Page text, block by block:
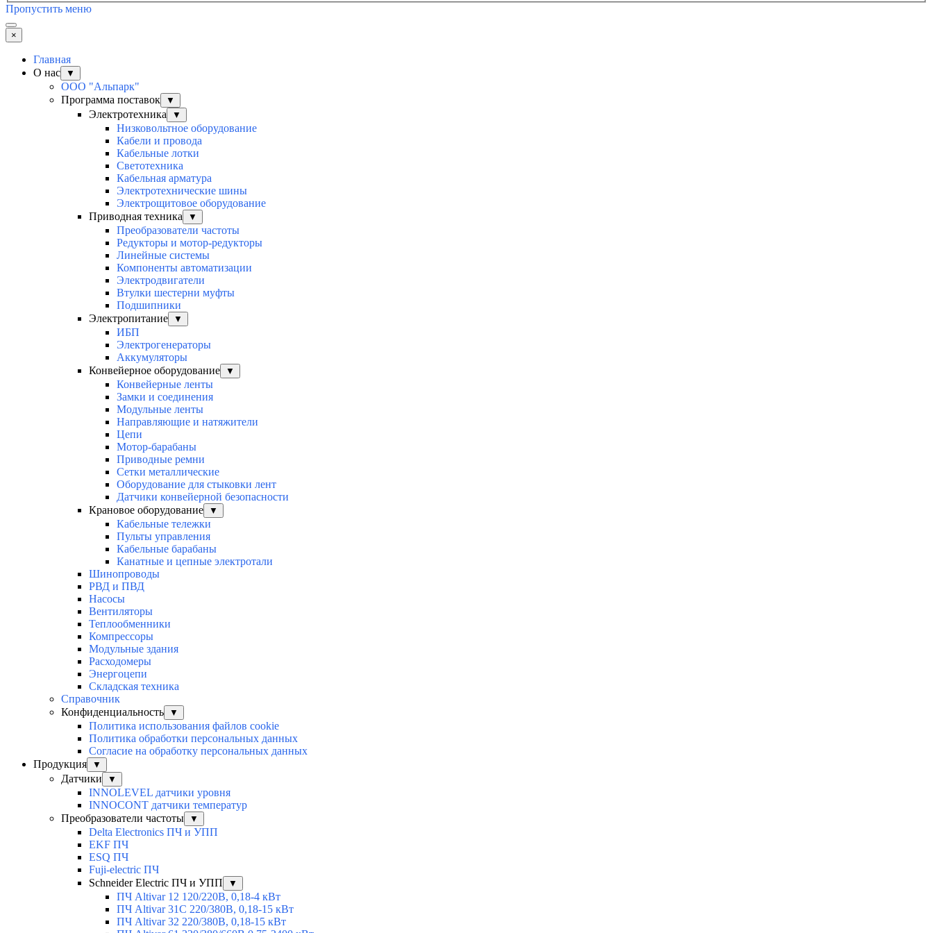
Пропустить меню
×
Главная
О нас
▼
ООО "Альпарк"
Программа поставок
▼
Электротехника ▼
Низковольтное оборудование
Кабели и провода
Кабельные лотки
Светотехника
Кабельная арматура
Электротехнические шины
Электрощитовое оборудование
Приводная техника
▼
Преобразователи частоты
Редукторы и мотор-редукторы
Линейные системы
Компоненты автоматизации
Электродвигатели
Втулки шестерни муфты
Подшипники
Электропитание
▼
ИБП
Электрогенераторы
Аккумуляторы
Конвейерное оборудование
▼
Конвейерные ленты
Замки и соединения
Модульные ленты
Направляющие и натяжители
Цепи
Мотор-барабаны
Приводные ремни
Сетки металлические
Оборудование для стыковки лент
Датчики конвейерной безопасности
Крановое оборудование
▼
Кабельные тележки
Пульты управления
Кабельные барабаны
Канатные и цепные электротали
Шинопроводы
РВД и ПВД
Насосы
Вентиляторы
Теплообменники
Компрессоры
Модульные здания
Расходомеры
Энергоцепи
Складская техника
Справочник
Конфиденциальность
▼
Политика использования файлов cookie
Политика обработки персональных данных
Согласие на обработку персональных данных
Продукция
▼
Датчики ▼
INNOLEVEL датчики уровня
INNOCONT датчики температур
Преобразователи частоты
▼
Delta Electronics ПЧ и УПП
EKF ПЧ
ESQ ПЧ
Fuji-electric ПЧ
Schneider Electric ПЧ и УПП
▼
ПЧ Altivar 12 120/220В, 0,18-4 кВт
ПЧ Altivar 31C 220/380В, 0,18-15 кВт
ПЧ Altivar 32 220/380В, 0,18-15 кВт